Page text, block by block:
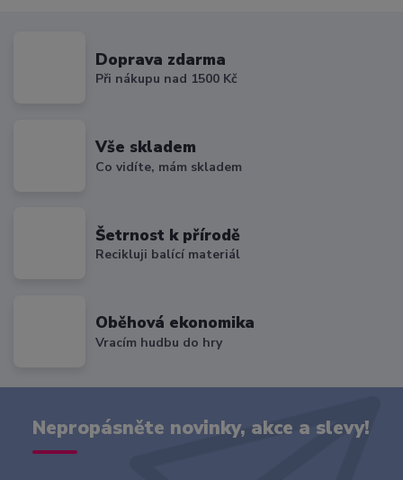
Doprava zdarma
Při nákupu nad 1500 Kč
Vše skladem
Co vidíte, mám skladem
Šetrnost k přírodě
Recikluji balící materiál
Oběhová ekonomika
Vracím hudbu do hry
Nepropásněte novinky, akce a slevy!